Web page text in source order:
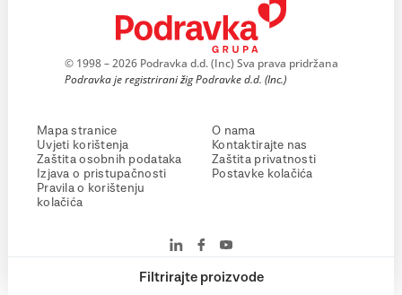
Filtrirajte proizvode
© 1998 – 2026 Podravka d.d. (Inc) Sva prava pridržana
Podravka je registrirani žig Podravke d.d. (Inc.)
Mapa stranice
Uvjeti korištenja
Zaštita osobnih podataka
Izjava o pristupačnosti
Pravila o korištenju
kolačića
O nama
Kontaktirajte nas
Zaštita privatnosti
Postavke kolačića